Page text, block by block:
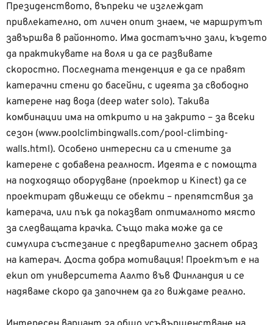
Президенството, въпреки че изглеждат
привлекателно, от личен опит знаем, че маршрутът
завършва в районното. Има достатъчно зали, където
да практикувате на воля и да се развивате
скоростно. Последната тенденция е да се правят
катерачни стени до басейни, с идеята за свободно
катерене над вода (deep water solo). Такива
комбинации има на открито и на закрито – за всеки
сезон (www.poolclimbingwalls.com/pool-climbing-
walls.html). Особено интересни са и стените за
катерене с добавена реалност. Идеята е с помощта
на подходящо оборудване (проектор и Kinect) да се
проектират движещи се обекти – препятствия за
катерача, или пък да показват оптималното място
за следващата крачка. Също така може да се
симулира състезание с предварително заснет образ
на катерач. Доста добра мотивация! Проектът е на
екип от университета Аалто във Финландия и се
надяваме скоро да започнем да го виждаме реално.